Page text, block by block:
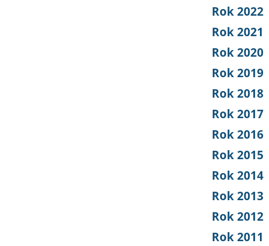
Rok 2022
Rok 2021
Rok 2020
Rok 2019
Rok 2018
Rok 2017
Rok 2016
Rok 2015
Rok 2014
Rok 2013
Rok 2012
Rok 2011